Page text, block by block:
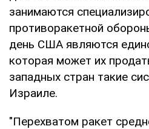
занимаются
противоракетной
день США являются
которая может их
западных стран такие
Израиле.
"Перехватом ракет